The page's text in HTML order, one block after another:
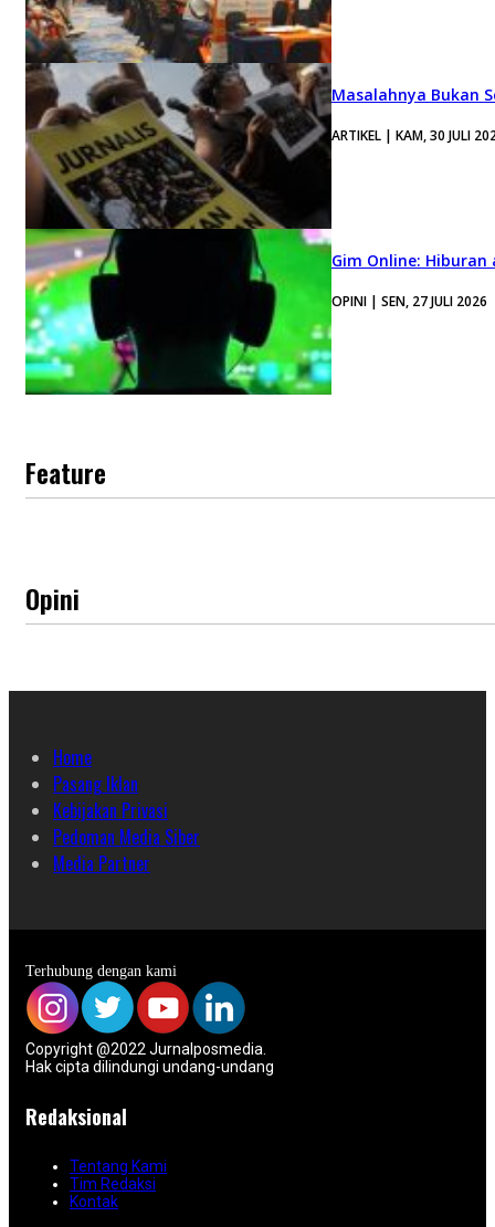
Masalahnya Bukan
ARTIKEL | KAM, 30 JULI
Gim Online:
OPINI | SEN, 27 JULI 2026
Feature
Opini
Home
Pasang Iklan
Kebijakan Privasi
Pedoman Media Siber
Media Partner
Terhubung dengan kami
Copyright @2022 Jurnalposmedia.
Hak cipta dilindungi undang-undang
Redaksional
Tentang Kami
Tim Redaksi
Kontak